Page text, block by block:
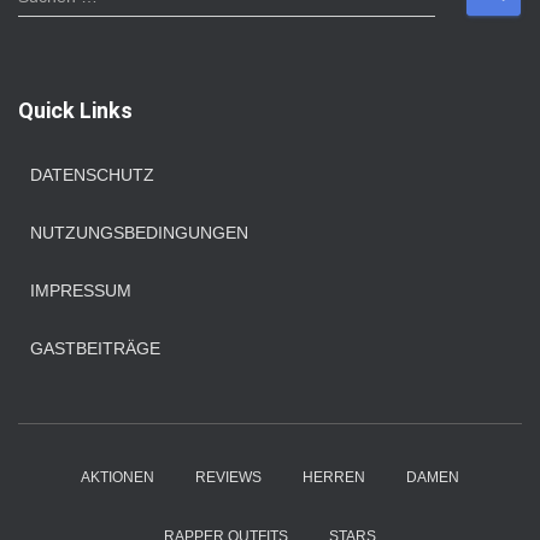
u
n
Quick Links
DATENSCHUTZ
NUTZUNGSBEDINGUNGEN
IMPRESSUM
GASTBEITRÄGE
AKTIONEN REVIEWS HERREN DAMEN
RAPPER OUTFITS STARS